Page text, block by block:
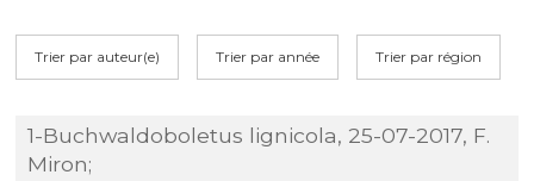
Trier par auteur(e) Trier par année Trier par région
1-Buchwaldoboletus lignicola, 25-07-2017, F.
Miron;